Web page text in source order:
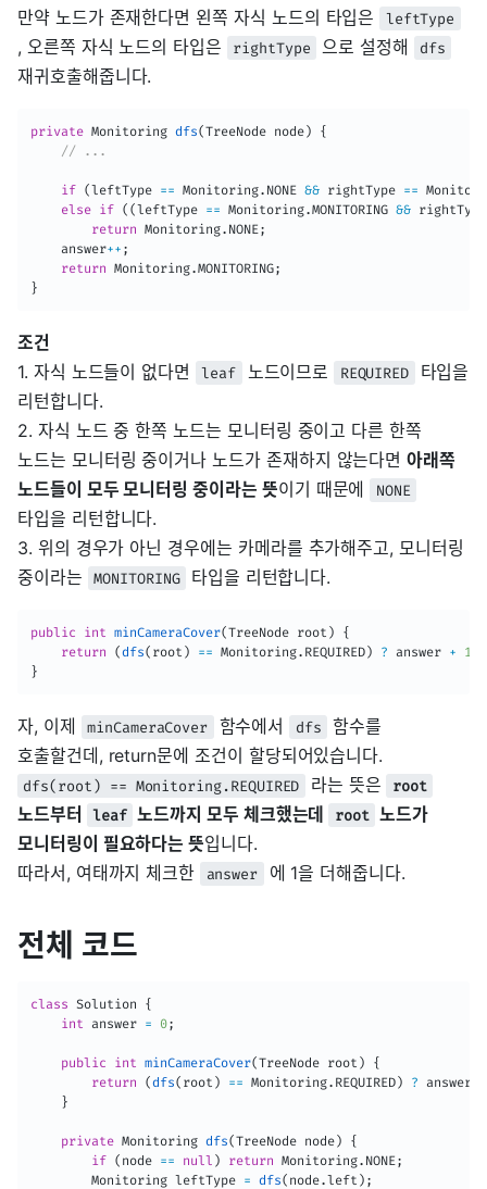
만약 노드가 존재한다면 왼쪽 자식 노드의 타입은
leftType
, 오른쪽 자식 노드의 타입은 rightType 으로 설정해 dfs
재귀호출해줍니다.
private Monitoring dfs(TreeNode node)
{
// ...
if (leftType == Monitoring. NONE && rightType ==
else if ( (leftType == Monitoring.MONITORING &&
return Monitoring. NONE ;
    answer
++ ;
return Monitoring.MONITORING;
}
조건
1. 자식 노드들이 없다면
leaf 노드이므로 REQUIRED
타입을
리턴합니다.
2. 자식 노드 중 한쪽 노드는 모니터링 중이고 다른 한쪽
노드는 모니터링 중이거나 노드가 존재하지 않는다면아래쪽
노드들이 모두 모니터링 중이라는 뜻이기 때문에 NONE
타입을 리턴합니다.
3. 위의 경우가 아닌 경우에는 카메라를 추가해주고, 모니터링
중이라는
MONITORING 타입을 리턴합니다.
public int minCameraCover(TreeNode root )
{
return
(dfs( root ) == Monitoring. REQUIRED) ? answer + 1
}
자, 이제 minCameraCover 함수에서 dfs
함수를
호출할건데, return문에 조건이 할당되어있습니다.
dfs(root) == Monitoring.REQUIRED 라는 뜻은 root
노드부터 leaf 노드까지 모두 체크했는데 root 노드가
모니터링이 필요하다는 뜻입니다.
따라서, 여태까지 체크한
answer 에 1을 더해줍니다.
전체 코드
class Solution
{
int answer = 0;
public int minCameraCover(TreeNode root )
{
return
(dfs( root ) == Monitoring. REQUIRED) ? answer
}
private Monitoring dfs(TreeNode node)
{
if ( node == null ) return Monitoring. NONE ;
Monitoring leftType = dfs( node.left ) ;